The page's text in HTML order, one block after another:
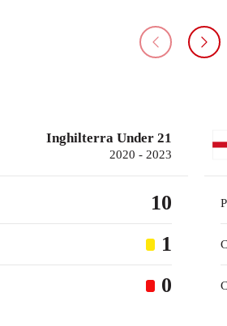
Inghilterra Under 21
2020 - 2023
10
1
0